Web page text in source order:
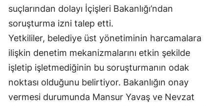
Zonguldak
Aksaray
Bayburt
Karaman
suçlarından dolayı İçişleri Bakanlığı’ndan
soruşturma izni talep etti.
Yetkililer, belediye üst yönetiminin harcamalara
ilişkin denetim mekanizmalarını etkin şekilde
işletip işletmediğinin bu soruşturmanın odak
noktası olduğunu belirtiyor. Bakanlığın onay
vermesi durumunda Mansur Yavaş ve Nevzat